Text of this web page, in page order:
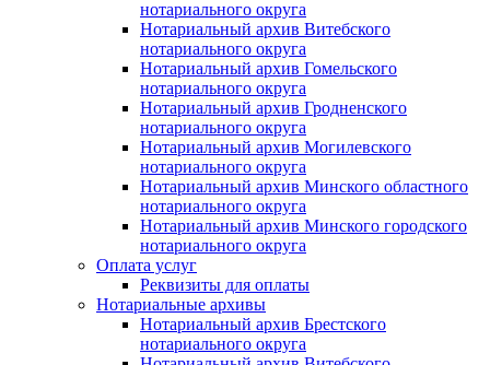
нотариального округа
Нотариальный архив Витебского
нотариального округа
Нотариальный архив Гомельского
нотариального округа
Нотариальный архив Гродненского
нотариального округа
Нотариальный архив Могилевского
нотариального округа
Нотариальный архив Минского областного
нотариального округа
Нотариальный архив Минского городского
нотариального округа
Оплата услуг
Реквизиты для оплаты
Нотариальные архивы
Нотариальный архив Брестского
нотариального округа